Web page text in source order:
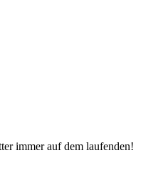
immer auf dem laufenden!